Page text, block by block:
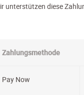
unterstützen diese
Zahlungsmethode
Pay Now